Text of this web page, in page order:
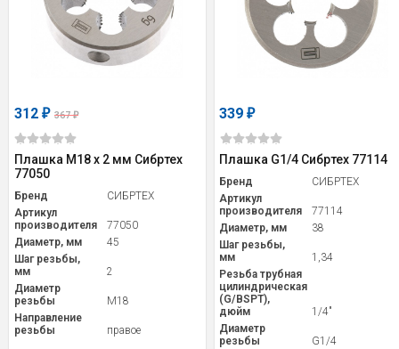
312 ₽ 367₽
Плашка М18 х 2 мм Сибртех
77050
Бренд
СИБРТЕХ
Артикул
производителя
77050
Диаметр, мм
45
Шаг резьбы,
мм
2
Диаметр
резьбы
M18
Направление
резьбы
правое
339₽
Плашка G1/4 Сибртех 77114
Бренд
СИБРТЕХ
Артикул
производителя
77114
Диаметр, мм
38
Шаг резьбы,
мм
1,34
Резьба трубная
цилиндрическая
(G/BSPT),
дюйм
1/4"
Диаметр
резьбы
G1/4